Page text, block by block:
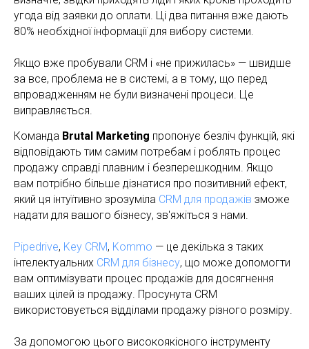
угода від заявки до оплати. Ці два питання вже дають
80% необхідної інформації для вибору системи.
Якщо вже пробували CRM і «не прижилась» — швидше
за все, проблема не в системі, а в тому, що перед
впровадженням не були визначені процеси. Це
виправляється.
Команда Brutal Marketing пропонує безліч функцій, які
відповідають тим самим потребам і роблять процес
продажу справді плавним і безперешкодним. Якщо
вам потрібно більше дізнатися про позитивний ефект,
який ця інтуїтивно зрозуміла CRM для продажів зможе
надати для вашого бізнесу, зв'яжіться з нами.
Pipedrive, Key CRM, Kommo — це декілька з таких
інтелектуальних CRM для бізнесу, що може допомогти
вам оптимізувати процес продажів для досягнення
ваших цілей із продажу. Просунута CRM
використовується відділами продажу різного розміру.
За допомогою цього високоякісного інструменту